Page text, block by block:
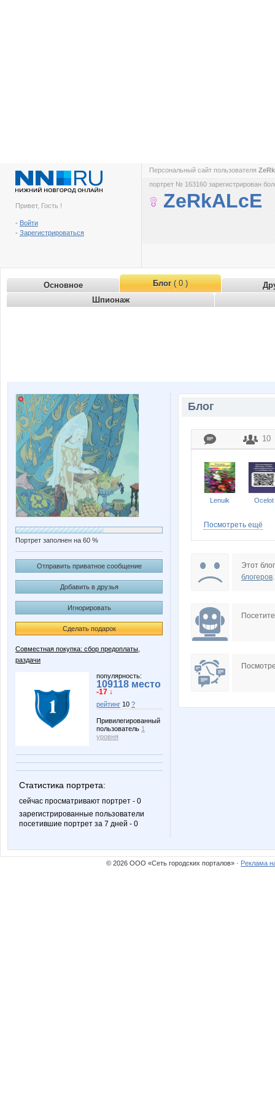
Привет, Гость !
- Войти
- Зарегистрироваться
Персональный сайт пользователя
портрет № 163160 зарегистрирован
ZeRkALcE
Основное Блог( 0 )
Шпионаж
Портрет заполнен на 60 %
Отправить приватное сообщение
Добавить в друзья
Игнорировать
Сделать подарок
Совместная покупка: сбор предоплаты,
раздачи
популярность:
109118 место
-17 ↓
рейтинг 10 ?
Привилегированный
пользователь 1
уровня
Статистика портрета:
сейчас просматривают портрет - 0
зарегистрированные пользователи
посетившие портрет за 7 дней - 0
Блог
10
Lenuik Ocelot
Посмотреть ещё
Этот
блогеров.
© 2026 ООО «Сеть городских порталов» · Реклама